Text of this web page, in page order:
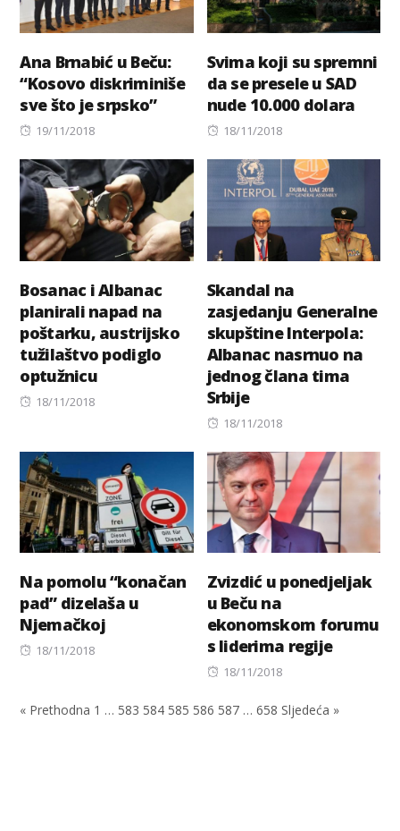
Ana Brnabić u Beču:
“Kosovo diskriminiše
sve što je srpsko”
Posted
19/11/2018
Svima koji su spremni
da se presele u SAD
nude 10.000 dolara
Posted
18/11/2018
Bosanac i Albanac
planirali napad na
poštarku, austrijsko
tužilaštvo podiglo
optužnicu
Posted
18/11/2018
Skandal na
zasjedanju Generalne
skupštine Interpola:
Albanac nasrnuo na
jednog člana tima
Srbije
Posted
18/11/2018
Na pomolu “konačan
pad” dizelaša u
Njemačkoj
Posted
18/11/2018
Zvizdić u ponedjeljak
u Beču na
ekonomskom forumu
s liderima regije
Posted
18/11/2018
« Prethodna 1 … 583 584 585 586 587 … 658 Sljedeća »